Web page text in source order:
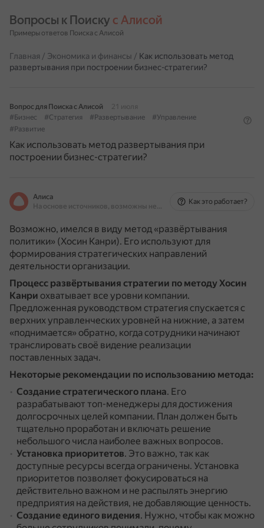
Вопросы к Поиску с Алисой
Примеры ответов Поиска с Алисой
Главная / Экономика и финансы / Как использовать метод
развертывания при построении бизнес-стратегии?
Вопрос для Поиска с Алисой
21 июля
#Бизнес
#Стратегия #Развертывание
#Управление
#Развитие
Как использовать метод развертывания при
построении бизнес-стратегии?
Алиса
На основе источников, возможны неточности
Как это работает?
Возможно, имелся в виду метод «развёртывания
политики» (Хосин Канри). Его используют для
формирования стратегических направлений
деятельности организации.
Процесс развёртывания стратегии по методу Хосин
Канри охватывает все уровни компании.
Предложенная руководством стратегия спускается с
верхних управленческих уровней на нижние, а затем
«поднимается» обратно, когда сотрудники начинают
транслировать своё видение реализации
поставленных задач.
Некоторые рекомендации по использованию метода:
Создание стратегического плана. Его
разрабатывают топ-менеджеры для достижения
долгосрочных целей компании. План должен быть
тщательно проработан и включать решение
небольшого числа наиболее важных вопросов.
Установка приоритетов. Это важно, так как
доступные ресурсы всегда ограничены. Установка
приоритетов позволяет фокусироваться на
действительно важном и не распылять энергию
предприятия на действия, не добавляющие ценность.
Создание единого видения. Нужно, чтобы как можно